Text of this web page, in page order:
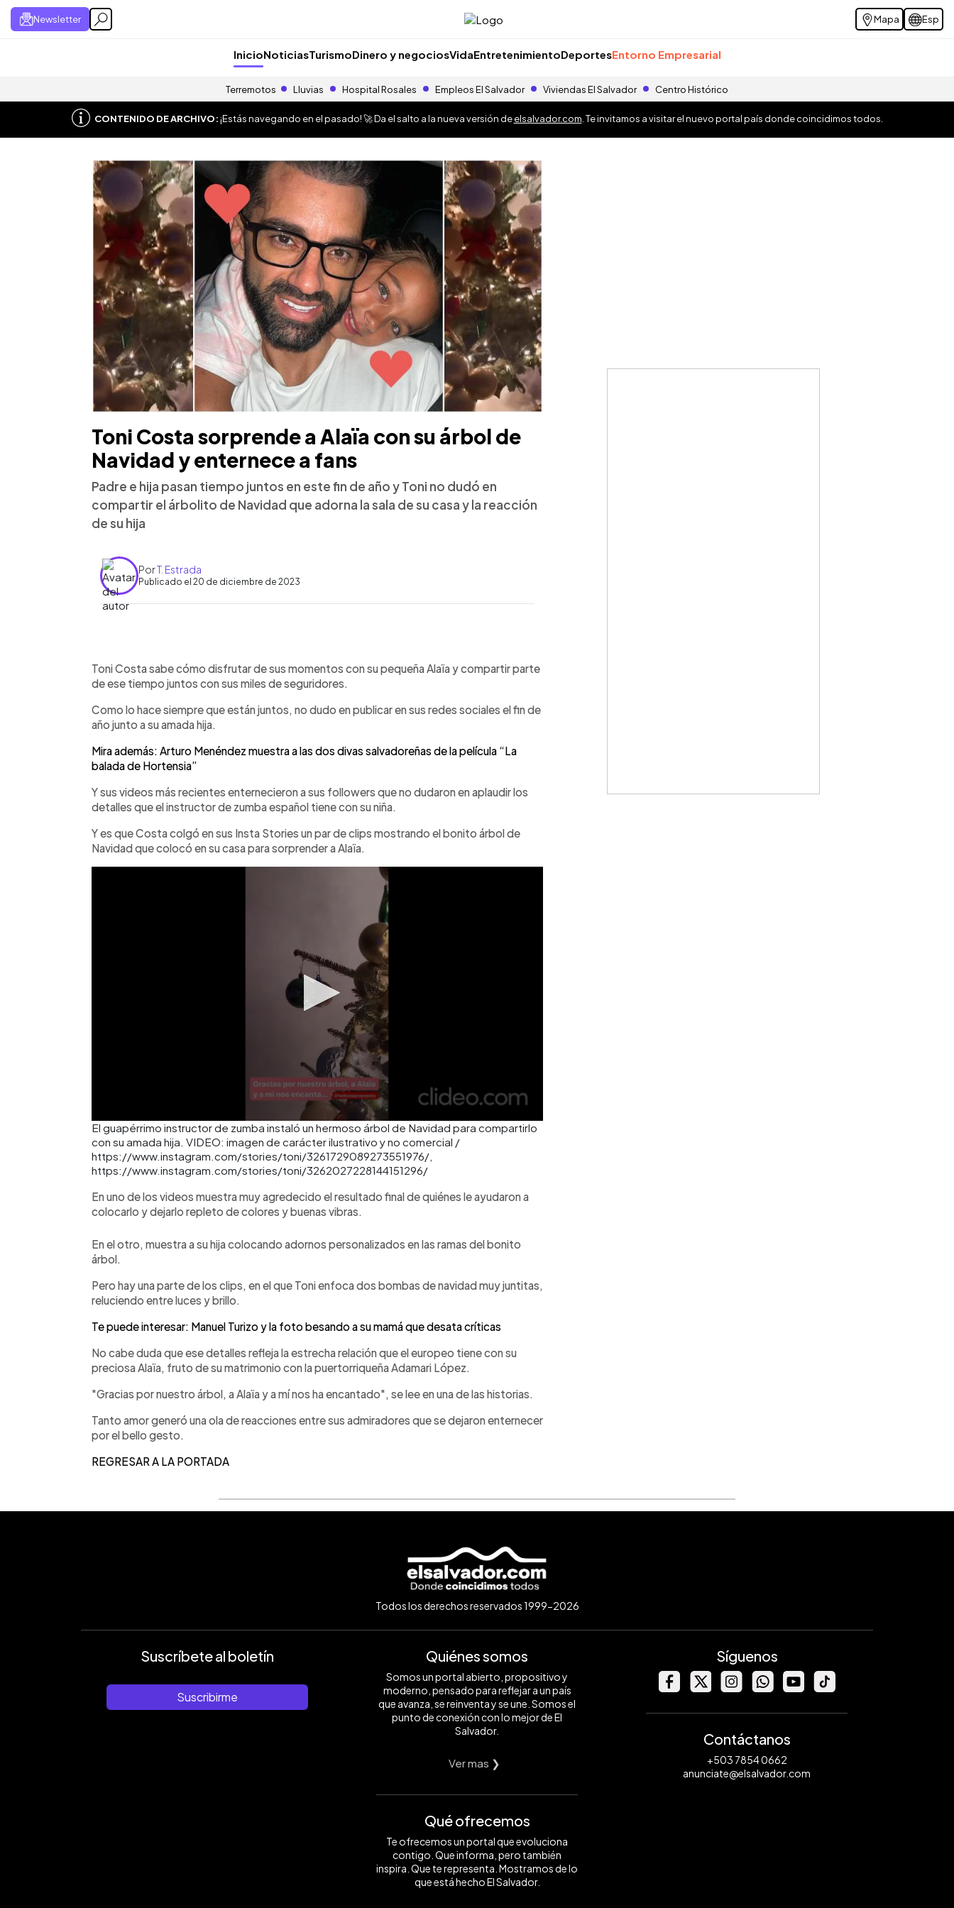
Newsletter Mapa Esp
InicioNoticiasTurismoDinero y negociosVidaEntretenimientoDeportesEntorno Empresarial
Terremotos Lluvias Hospital Rosales Empleos El Salvador Viviendas El Salvador Centro Histórico
CONTENIDO DE ARCHIVO:¡Estás navegando en el pasado! 🚀 Da el salto a la nueva versión deelsalvador.com . Te invitamos a visitar el nuevo portal país donde coincidimos todos.
Toni Costa sorprende a Alaïa con su árbol de
Navidad y enternece a fans
Padre e hija pasan tiempo juntos en este fin de año y Toni no dudó en
compartir el árbolito de Navidad que adorna la sala de su casa y la reacción
de su hija
PorT. Estrada
Publicado el 20 de diciembre de 2023
► Escuchar artículo
Toni Costa sabe cómo disfrutar de sus momentos con su pequeña Alaïa y compartir parte
de ese tiempo juntos con sus miles de seguridores.
Como lo hace siempre que están juntos, no dudo en publicar en sus redes sociales el fin de
año junto a su amada hija.
Mira además: Arturo Menéndez muestra a las dos divas salvadoreñas de la película “La
balada de Hortensia”
Y sus videos más recientes enternecieron a sus followers que no dudaron en aplaudir los
detalles que el instructor de zumba español tiene con su niña.
Y es que Costa colgó en sus Insta Stories un par de clips mostrando el bonito árbol de
Navidad que colocó en su casa para sorprender a Alaïa.
El guapérrimo instructor de zumba instaló un hermoso árbol de Navidad para compartirlo
con su amada hija. VIDEO: imagen de carácter ilustrativo y no comercial /
https://www.instagram.com/stories/toni/3261729089273551976/,
https://www.instagram.com/stories/toni/3262027228144151296/
En uno de los videos muestra muy agredecido el resultado final de quiénes le ayudaron a
colocarlo y dejarlo repleto de colores y buenas vibras.
En el otro, muestra a su hija colocando adornos personalizados en las ramas del bonito
árbol.
Pero hay una parte de los clips, en el que Toni enfoca dos bombas de navidad muy juntitas,
reluciendo entre luces y brillo.
Te puede interesar: Manuel Turizo y la foto besando a su mamá que desata críticas
No cabe duda que ese detalles refleja la estrecha relación que el europeo tiene con su
preciosa Alaïa, fruto de su matrimonio con la puertorriqueña Adamari López.
"Gracias por nuestro árbol, a Alaïa y a mí nos ha encantado", se lee en una de las historias.
Tanto amor generó una ola de reacciones entre sus admiradores que se dejaron enternecer
por el bello gesto.
REGRESAR A LA PORTADA
Todos los derechos reservados 1999-2026
Suscríbete al boletín
Suscribirme
Quiénes somos
Somos un portal abierto, propositivo y
moderno, pensado para reflejar a un país
que avanza, se reinventa y se une. Somos el
punto de conexión con lo mejor de El
Salvador.
Ver mas ❯
Qué ofrecemos
Te ofrecemos un portal que evoluciona
contigo. Que informa, pero también
inspira. Que te representa. Mostramos de lo
que está hecho El Salvador.
Síguenos
Contáctanos
+503 7854 0662
anunciate@elsalvador.com